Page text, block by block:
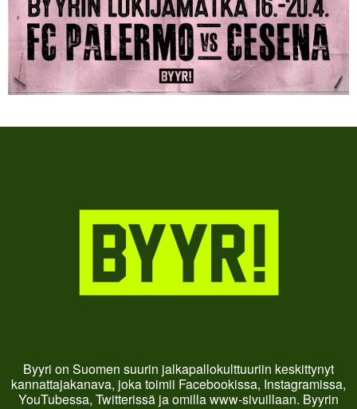
Byyri on Suomen suurin jalkapallokulttuuriin keskittynyt
kannattajakanava, joka toimii Facebookissa, Instagramissa,
YouTubessa, Twitterissä ja omilla www-sivuillaan. Byyrin